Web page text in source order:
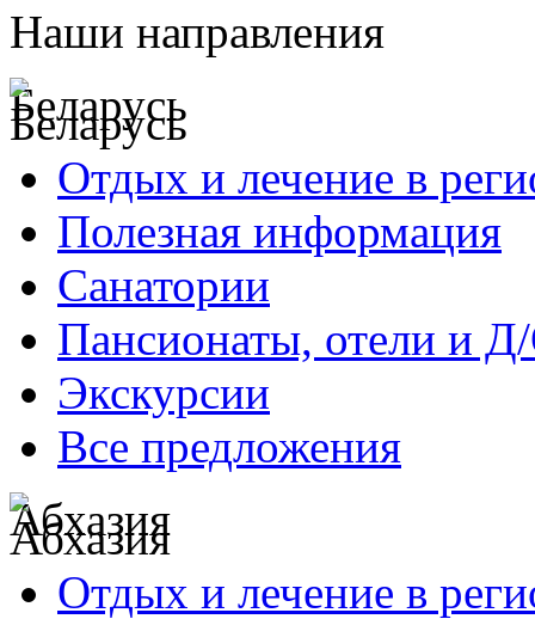
Наши направления
Беларусь
Отдых и лечение в
Полезная информация
Санатории
Пансионаты, отели и
Экскурсии
Все предложения
Абхазия
Отдых и лечение в